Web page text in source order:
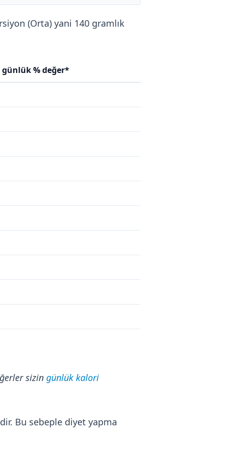
(Orta) yani 140 gramlık
% değer*
sizin günlük kalori
Bu sebeple diyet yapma